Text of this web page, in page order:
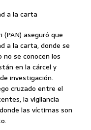
a la carta
(PAN) aseguró que
a la carta, donde se
no se conocen los
en la cárcel y
investigación.
cruzado entre el
la vigilancia
las víctimas son